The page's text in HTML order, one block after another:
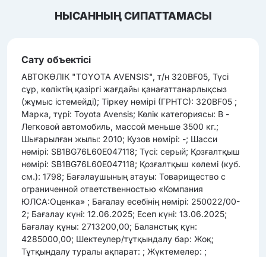
НЫСАННЫҢ СИПАТТАМАСЫ
Сату объектісі
АВТОКӨЛІК "TOYOTA AVENSIS", т/н 320BF05, Түсі
сұр, көліктің қазіргі жағдайы қанағаттанарлықсыз
(жұмыс істемейді); Тіркеу нөмірі (ГРНТС): 320BF05 ;
Марка, түрі: Toyota Avensis; Көлік категориясы: B -
Легковой автомобиль, массой меньше 3500 кг.;
Шығарылған жылы: 2010; Кузов нөмірі: -; Шасси
нөмірі: SB1BG76L60E047118; Түсі: серый; Қозғалтқыш
нөмірі: SB1BG76L60E047118; Қозғалтқыш көлемі (куб.
см.): 1798; Бағалаушының атауы: Товарищество с
ограниченной ответственностью «Компания
ЮЛСА:Оценка» ; Бағалау есебінің нөмірі: 250022/00-
2; Бағалау күні: 12.06.2025; Есеп күні: 13.06.2025;
Бағалау құны: 2713200,00; Баланстық құн:
4285000,00; Шектеулер/тұтқындалу бар: Жоқ;
Тұтқындалу туралы ақпарат: ; Жүктемелер: ;